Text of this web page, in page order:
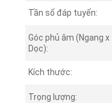
Tần số đáp tuyến:
Góc phủ âm (Ngang x
Dọc):
Kích thước:
Trọng lượng: